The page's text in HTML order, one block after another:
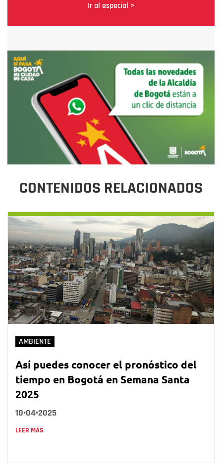
Ir al especial >
CONTENIDOS RELACIONADOS
AMBIENTE
Así puedes conocer el pronóstico del
tiempo en Bogotá en Semana Santa
2025
10•04•2025
LEER MÁS